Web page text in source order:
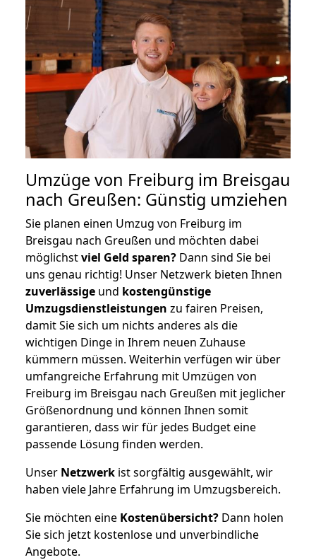
Umzüge von Freiburg im Breisgau
nach Greußen: Günstig umziehen
Sie planen einen Umzug von Freiburg im
Breisgau nach Greußen und möchten dabei
möglichstviel Geld sparen? Dann sind Sie bei
uns genau richtig! Unser Netzwerk bieten Ihnen
zuverlässige und kostengünstige
Umzugsdienstleistungen zu fairen Preisen,
damit Sie sich um nichts anderes als die
wichtigen Dinge in Ihrem neuen Zuhause
kümmern müssen. Weiterhin verfügen wir über
umfangreiche Erfahrung mit Umzügen von
Freiburg im Breisgau nach Greußen mit jeglicher
Größenordnung und können Ihnen somit
garantieren, dass wir für jedes Budget eine
passende Lösung finden werden.
Unser Netzwerk ist sorgfältig ausgewählt, wir
haben viele Jahre Erfahrung im Umzugsbereich.
Sie möchten eine Kostenübersicht? Dann holen
Sie sich jetzt kostenlose und unverbindliche
Angebote.